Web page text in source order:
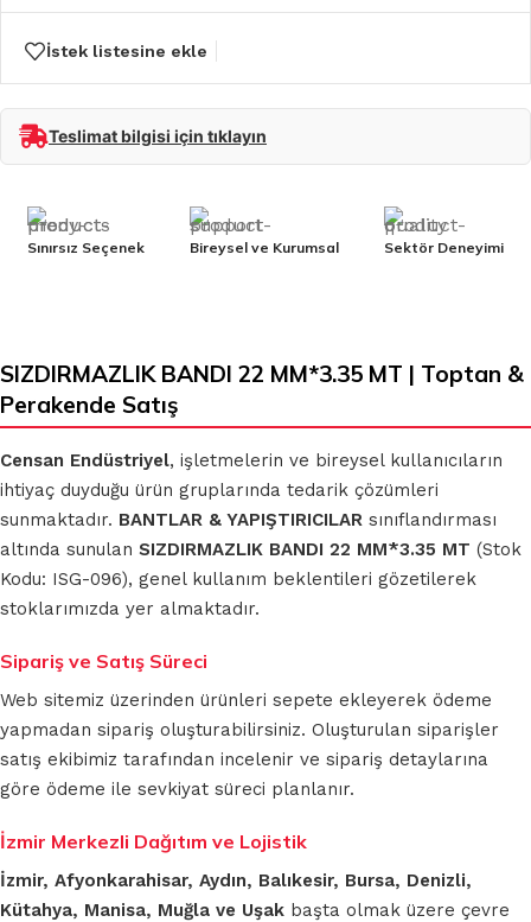
İstek listesine ekle
Teslimat bilgisi için tıklayın
Sınırsız Seçenek Bireysel ve Kurumsal Sektör Deneyimi
SIZDIRMAZLIK BANDI 22 MM*3.35 MT | Toptan &
Perakende Satış
Censan Endüstriyel, işletmelerin ve bireysel kullanıcıların
ihtiyaç duyduğu ürün gruplarında tedarik çözümleri
sunmaktadır. BANTLAR & YAPIŞTIRICILAR sınıflandırması
altında sunulan SIZDIRMAZLIK BANDI 22 MM*3.35 MT (Stok
Kodu: ISG-096), genel kullanım beklentileri gözetilerek
stoklarımızda yer almaktadır.
Sipariş ve Satış Süreci
Web sitemiz üzerinden ürünleri sepete ekleyerek ödeme
yapmadan sipariş oluşturabilirsiniz. Oluşturulan siparişler
satış ekibimiz tarafından incelenir ve sipariş detaylarına
göre ödeme ile sevkiyat süreci planlanır.
İzmir Merkezli Dağıtım ve Lojistik
İzmir, Afyonkarahisar, Aydın, Balıkesir, Bursa, Denizli,
Kütahya, Manisa, Muğla ve Uşak başta olmak üzere çevre